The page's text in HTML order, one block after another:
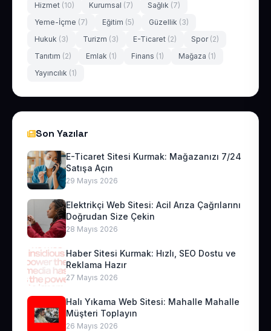
Hizmet (10) Kurumsal (7) Sağlık (7)
Yeme-İçme (7) Eğitim (5) Güzellik (3)
Hukuk (3) Turizm (3) E-Ticaret (2) Spor (2)
Tanıtım (2) Emlak (1) Finans (1) Mağaza (1)
Yayıncılık (1)
Son Yazılar
E-Ticaret Sitesi Kurmak: Mağazanızı 7/24
Satışa Açın
29 Mayıs 2026
Elektrikçi Web Sitesi: Acil Arıza Çağrılarını
Doğrudan Size Çekin
28 Mayıs 2026
Haber Sitesi Kurmak: Hızlı, SEO Dostu ve
Reklama Hazır
27 Mayıs 2026
Halı Yıkama Web Sitesi: Mahalle Mahalle
Müşteri Toplayın
26 Mayıs 2026